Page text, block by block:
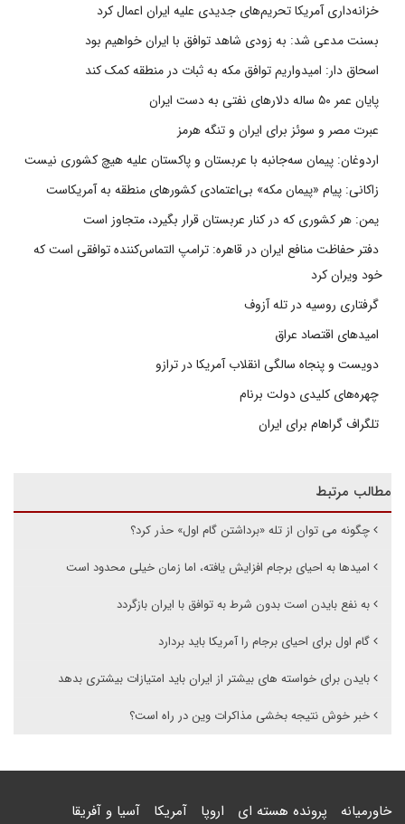
خزانه‌داری آمریکا تحریم‌های جدیدی علیه ایران اعمال کرد
بسنت مدعی شد: به زودی شاهد توافق با ایران خواهیم بود
اسحاق دار: امیدواریم توافق مکه به ثبات در منطقه کمک کند
پایان عمر ۵۰ ساله دلارهای نفتی به دست ایران
عبرت مصر و سوئز برای ایران و تنگه هرمز
اردوغان: پیمان سه‌جانبه با عربستان و پاکستان علیه هیچ کشوری نیست
زاکانی: پیام «پیمان مکه» بی‌اعتمادی کشورهای منطقه به آمریکاست
یمن: هر کشوری که در کنار عربستان قرار بگیرد، متجاوز است
دفتر حفاظت منافع ایران در قاهره: ترامپ التماس‌کننده توافقی است که
خود ویران کرد
گرفتاری روسیه در تله آزوف
امیدهای اقتصاد عراق
دویست و پنجاه سالگی انقلاب آمریکا در ترازو
چهره‌های کلیدی دولت برنام
تلگراف گراهام برای ایران
مطالب مرتبط
چگونه می توان از تله «برداشتن گام اول» حذر کرد؟
امیدها به احیای برجام افزایش یافته، اما زمان خیلی محدود است
به نفع بایدن است بدون شرط به توافق با ایران بازگردد
گام اول برای احیای برجام را آمریکا باید بردارد
بایدن برای خواسته های بیشتر از ایران باید امتیازات بیشتری بدهد
خبر خوش نتیجه بخشی مذاکرات وین در راه است؟
خاورمیانه پرونده هسته ای اروپا آمریکا آسیا و آفریقا